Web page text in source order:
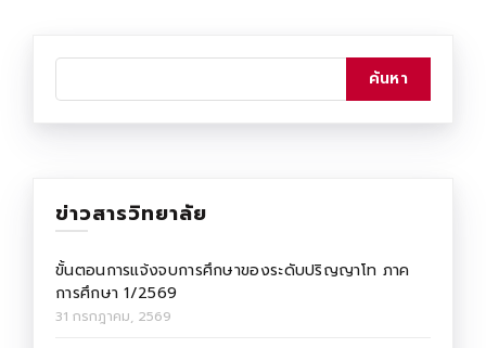
ข่าวสารวิทยาลัย
ขั้นตอนการแจ้งจบการศึกษาของระดับปริญญาโท ภาค
การศึกษา 1/2569
31 กรกฎาคม, 2569